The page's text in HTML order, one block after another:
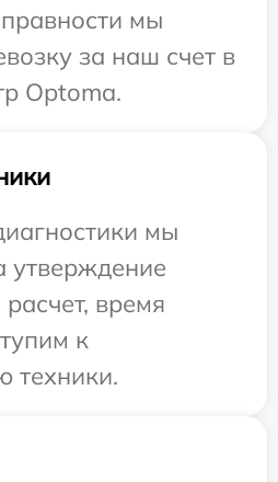
мы
за наш счет в
Optoma.
мы
утверждение
время
к
техники.